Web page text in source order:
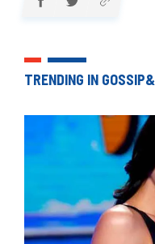
TRENDING IN